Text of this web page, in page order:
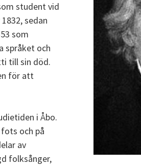
student vid
sedan
som
språket och
till sin död.
för att
i Åbo.
och på
av
folksånger,